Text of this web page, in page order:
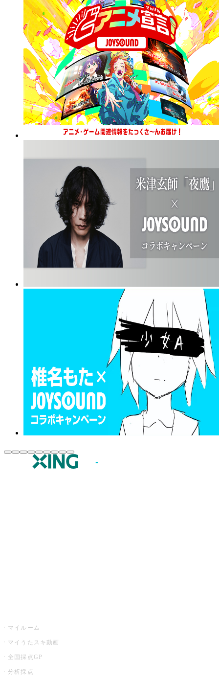
マイルーム
マイうたスキ動画
全国採点GP
分析採点